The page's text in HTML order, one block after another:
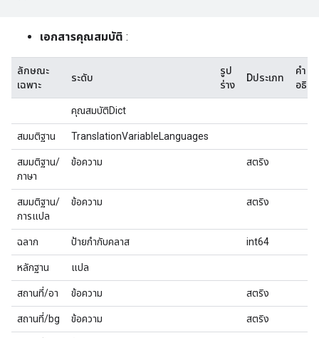
เอกสารคุณสมบัติ :
ลักษณะ
เฉพาะ
ระดับ
รูป
ร่าง
Dประเภท
คำ
อธิบ
คุณสมบัติDict
สมมติฐาน TranslationVariableLanguages
สมมติฐาน/
ภาษา
ข้อความ สตริง
สมมติฐาน/
การแปล
ข้อความ สตริง
ฉลาก ป้ายกำกับคลาส int64
หลักฐาน แปล
สถานที่/อา ข้อความ สตริง
สถานที่/bg ข้อความ สตริง